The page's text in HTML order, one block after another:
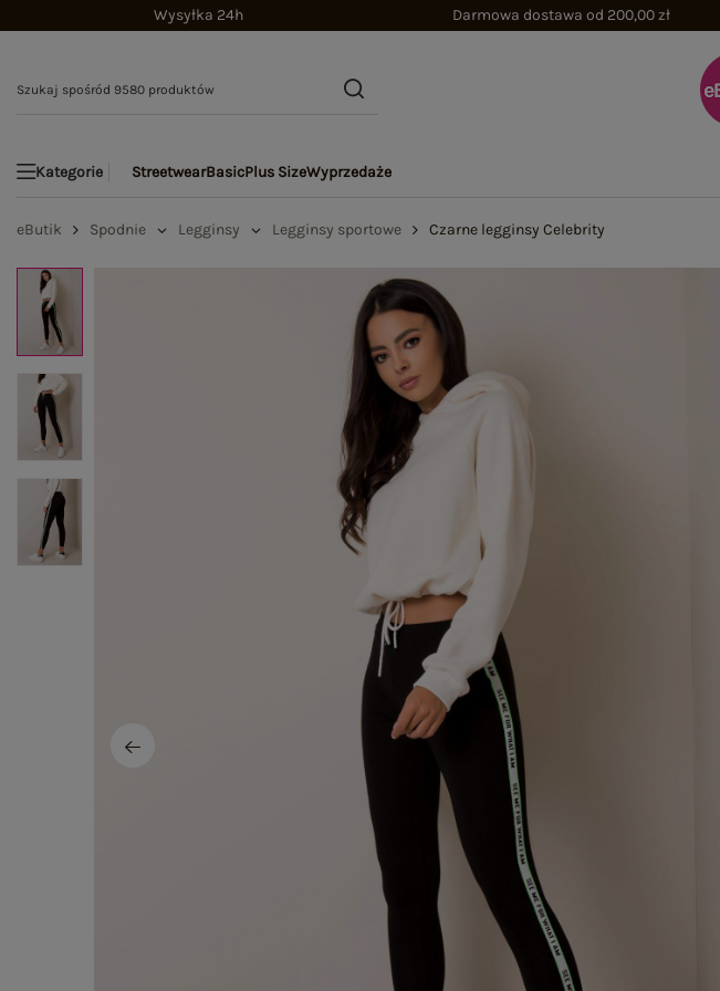
Wysyłka 24h Darmowa dostawa od 200,00 zł
Kategorie StreetwearBasicPlus SizeWyprzedaże
eButik Spodnie Legginsy Legginsy sportowe Czarne legginsy Celebrity